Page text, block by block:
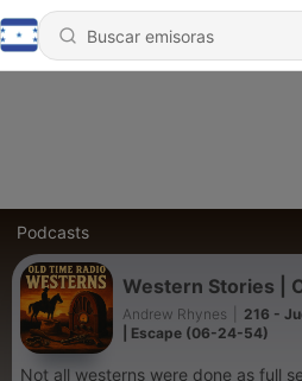
Podcasts
Western Stories |
Andrew Rhynes
216 -
| Escape (06-24-54)
Not all westerns were done as full